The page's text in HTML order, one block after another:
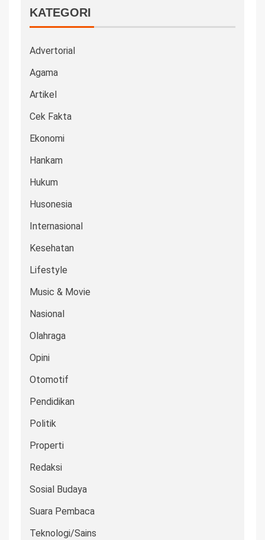
KATEGORI
Advertorial
Agama
Artikel
Cek Fakta
Ekonomi
Hankam
Hukum
Husonesia
Internasional
Kesehatan
Lifestyle
Music & Movie
Nasional
Olahraga
Opini
Otomotif
Pendidikan
Politik
Properti
Redaksi
Sosial Budaya
Suara Pembaca
Teknologi/Sains